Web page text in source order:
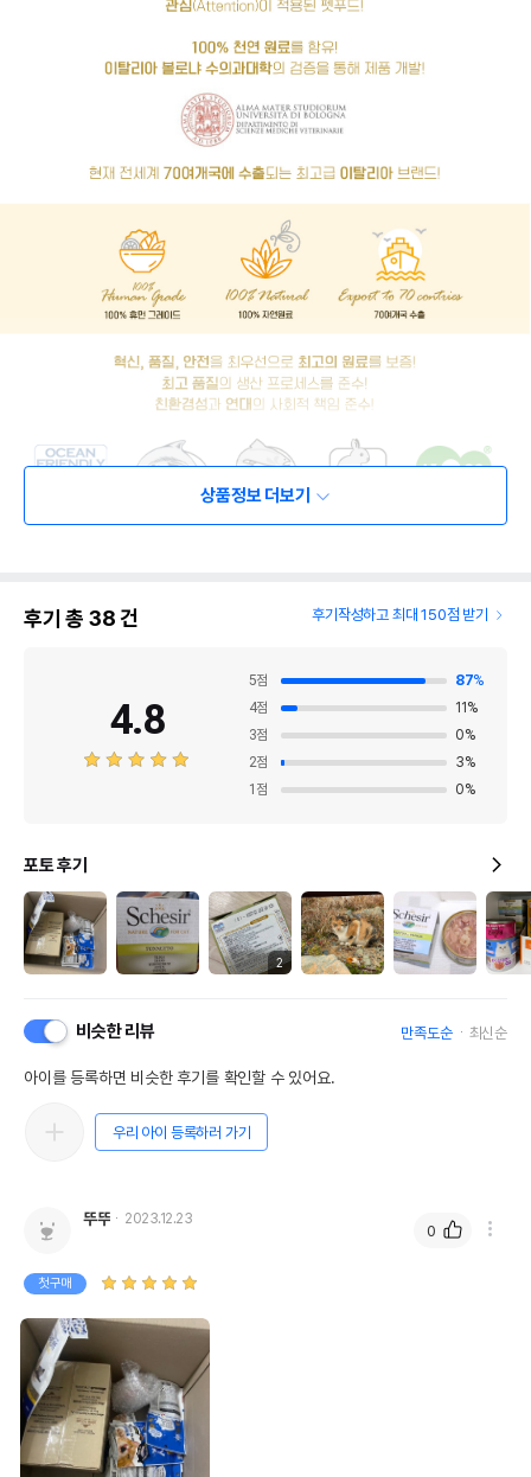
상품정보 더보기
후기 총 38건 후기작성하고 최대 150점 받기
4.8
5점 87%
4점 11 %
3점 0%
2점 3%
1 점 0%
포토 후기
2
비슷한 리뷰 만족도순 최신순
아이를 등록하면 비슷한 후기를 확인할 수 있어요.
우리 아이 등록하러 가기
뚜뚜 2023.12.23
첫구매
0